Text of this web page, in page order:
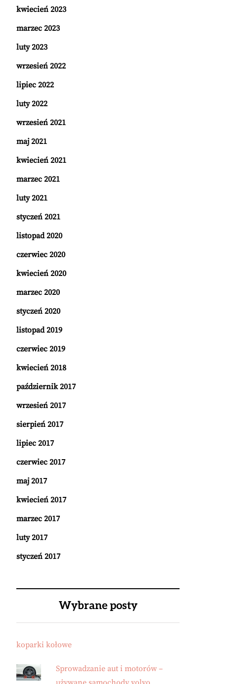
kwiecień 2023
marzec 2023
luty 2023
wrzesień 2022
lipiec 2022
luty 2022
wrzesień 2021
maj 2021
kwiecień 2021
marzec 2021
luty 2021
styczeń 2021
listopad 2020
czerwiec 2020
kwiecień 2020
marzec 2020
styczeń 2020
listopad 2019
czerwiec 2019
kwiecień 2018
październik 2017
wrzesień 2017
sierpień 2017
lipiec 2017
czerwiec 2017
maj 2017
kwiecień 2017
marzec 2017
luty 2017
styczeń 2017
Wybrane posty
koparki kołowe
Sprowadzanie aut i motorów –